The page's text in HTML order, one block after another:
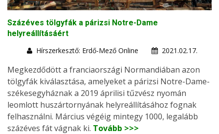
Százéves tölgyfák a párizsi Notre-Dame
helyreállításáért
Hírszerkesztő: Erdő-Mező Online
2021.02.17.
Megkezdődött a franciaországi Normandiában azon
tölgyfák kiválasztása, amelyeket a párizsi Notre-Dame-
székesegyháznak a 2019 áprilisi tűzvész nyomán
leomlott huszártornyának helyreállításához fognak
felhasználni. Március végéig mintegy 1000, legalább
százéves fát vágnak ki. Tovább >>>